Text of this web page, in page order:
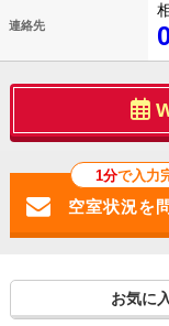
連絡先
1分で入力
お気に